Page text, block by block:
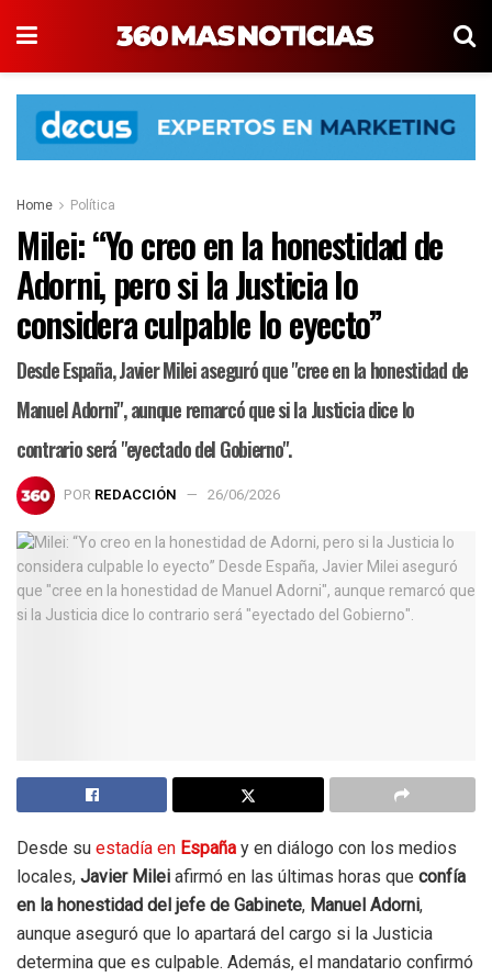
Home Política
Milei: “Yo creo en la honestidad de
Adorni, pero si la Justicia lo
considera culpable lo eyecto”
Desde España, Javier Milei aseguró que "cree en la honestidad de
Manuel Adorni", aunque remarcó que si la Justicia dice lo
contrario será "eyectado del Gobierno".
POR REDACCIÓN 26/06/2026
Desde su estadía en España y en diálogo con los medios
locales, Javier Milei afirmó en las últimas horas que confía
en la honestidad del jefe de Gabinete, Manuel Adorni,
aunque aseguró que lo apartará del cargo si la Justicia
determina que es culpable. Además, el mandatario confirmó